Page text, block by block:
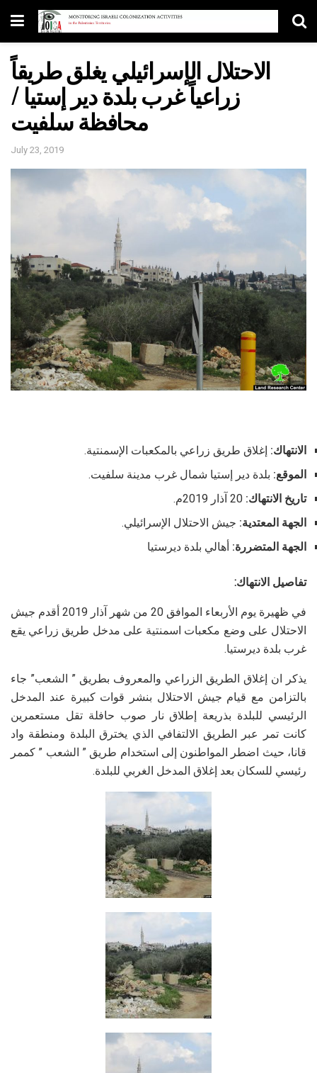
الاحتلال الإسرائيلي يغلق طريقاً
زراعياً غرب بلدة دير إستيا /
محافظة سلفيت
July 23, 2019
الانتهاك: إغلاق طريق زراعي بالمكعبات الإسمنتية.
الموقع: بلدة دير إستيا شمال غرب مدينة سلفيت.
تاريخ الانتهاك:
الجهة المعتدية: جيش الاحتلال الإسرائيلي.
الجهة المتضررة: أهالي بلدة ديرستيا
تفاصيل الانتهاك:
في ظهيرة يوم الأربعاء الموافق 20 من شهر آذار 2019 أقدم جيش
الاحتلال على وضع مكعبات اسمنتية على مدخل طريق زراعي يقع
غرب بلدة ديرستيا.
يذكر ان إغلاق الطريق الزراعي والمعروف بطريق ” الشعب” جاء
بالتزامن مع قيام جيش الاحتلال بنشر قوات كبيرة عند المدخل
الرئيسي للبلدة بذريعة إطلاق نار صوب حافلة تقل مستعمرين
كانت تمر عبر الطريق الالتفافي الذي يخترق البلدة ومنطقة واد
قانا، حيث اضطر المواطنون إلى استخدام طريق ” الشعب ” كممر
رئيسي للسكان بعد إغلاق المدخل الغربي للبلدة.